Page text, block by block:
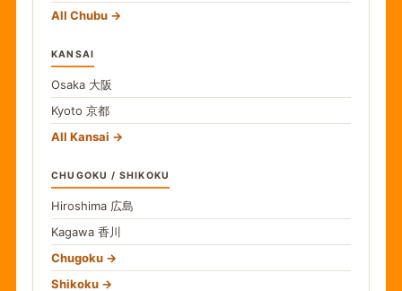
All Chubu
KANSAI
Osaka 大阪
Kyoto 京都
All Kansai
CHUGOKU / SHIKOKU
Hiroshima 広島
Kagawa 香川
Chugoku
Shikoku